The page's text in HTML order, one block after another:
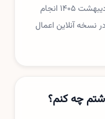
می‌شود و آخرین بازبینی آن در تاریخ ۲۲ اردیبهشت ۱۴۰۵ انجام
نسخه آنلاین اعمال
چه کنم؟